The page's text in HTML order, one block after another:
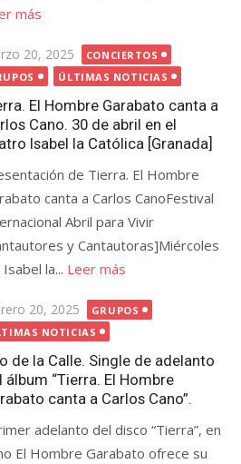
más
20, 2025
CONCIERTOS
ÚLTIMAS NOTICIAS
El Hombre Garabato canta a
Cano. 30 de abril en el
Isabel la Católica [Granada]
de Tierra. El Hombre
canta a Carlos CanoFestival
Abril para Vivir
y Cantautoras]Miércoles
la... Leer más
20, 2025
GRUPOS
NOTICIAS
de la Calle. Single de adelanto
álbum “Tierra. El Hombre
canta a Carlos Cano”.
adelanto del disco “Tierra”, en
El Hombre Garabato ofrece su